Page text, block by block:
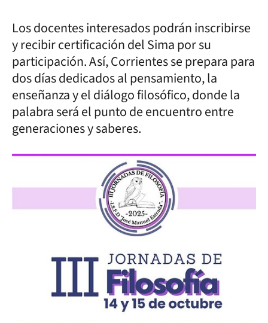
Los docentes interesados podrán inscribirse
y recibir certificación del Sima por su
participación. Así, Corrientes se prepara para
dos días dedicados al pensamiento, la
enseñanza y el diálogo filosófico, donde la
palabra será el punto de encuentro entre
generaciones y saberes.